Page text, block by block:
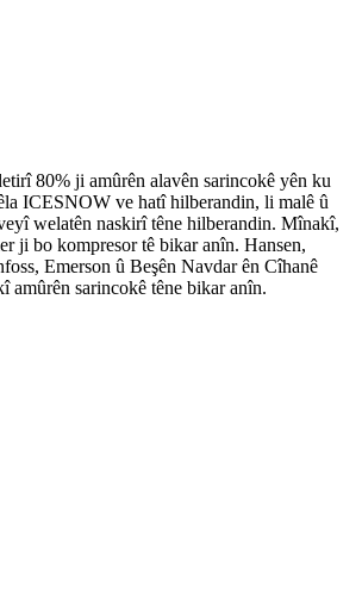
80% ji amûrên alavên sarincokê yên ku
ICESNOW ve hatî hilberandin, li malê û
welatên naskirî têne hilberandin. Mînakî,
ji bo kompresor tê bikar anîn. Hansen,
Emerson û Beşên Navdar ên Cîhanê
amûrên sarincokê têne bikar anîn.